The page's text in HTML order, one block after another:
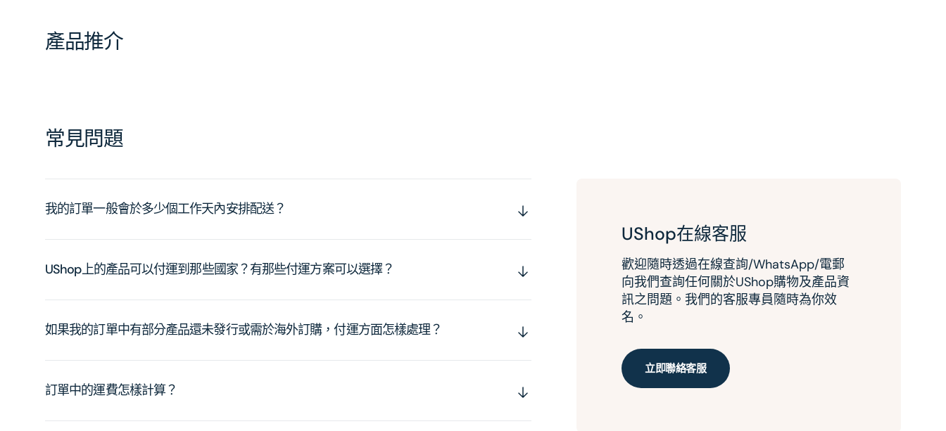
產品推介
常見問題
我的訂單一般會於多少個工作天內安排配送？
UShop上的產品可以付運到那些國家？有那些付運方案可以選擇？
如果我的訂單中有部分產品還未發行或需於海外訂購，付運方面怎樣處理？
訂單中的運費怎樣計算？
UShop在線客服
歡迎隨時透過在線查詢/WhatsApp/電郵
向我們查詢任何關於UShop購物及產品資
訊之問題。我們的客服專員隨時為你效
名。
立即聯絡客服